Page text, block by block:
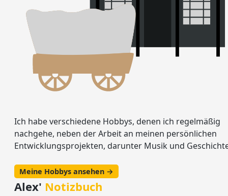
Ich habe verschiedene Hobbys, denen ich regelmäßig
nachgehe, neben der Arbeit an meinen persönlichen
Entwicklungsprojekten, darunter Musik und
Meine Hobbys ansehen →
Alex' Notizbuch